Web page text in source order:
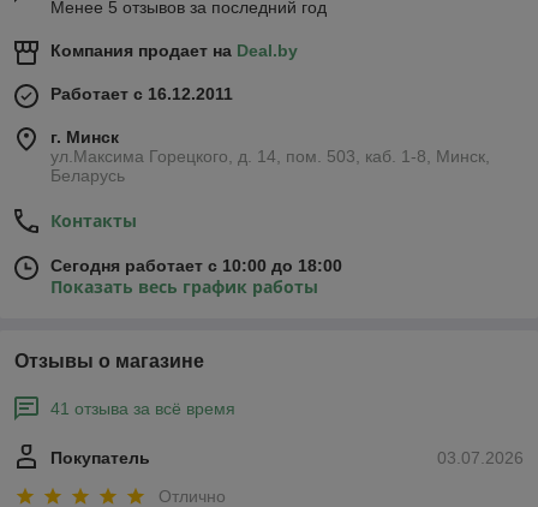
Менее 5 отзывов за последний год
Компания продает на Deal.by
Работает с 16.12.2011
г. Минск
ул.Максима Горецкого, д. 14, пом. 503, каб. 1-8, Минск,
Беларусь
Контакты
Сегодня работает с 10:00 до 18:00
Показать весь график работы
Отзывы о магазине
41 отзыва за всё время
03.07.2026
Покупатель
Отлично